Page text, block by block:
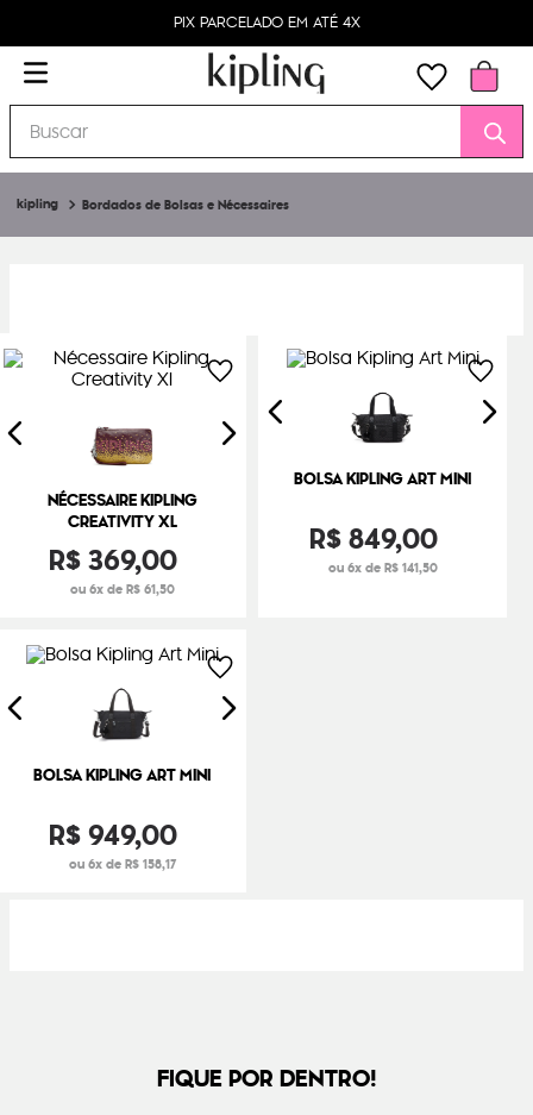
PIX PARCELADO EM ATÉ 4X
Buscar
Bordados de Bolsas e Nécessaires
NÉCESSAIRE KIPLING
CREATIVITY XL
R$369,00
ou 6x de R$ 61,50
BOLSA KIPLING ART MINI
R$849,00
ou 6x de R$ 141,50
BOLSA KIPLING ART MINI
R$949,00
ou 6x de R$ 158,17
FIQUE POR DENTRO!